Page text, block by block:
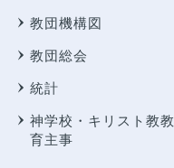
教団機構図
教団総会
統計
神学校・キリスト教教
育主事